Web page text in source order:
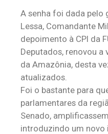
A senha foi dada pelo
Lessa, Comandante
depoimento à CPI da
Deputados, renovou a
da Amazônia, desta
atualizados.
Foi o bastante para
parlamentares da
Senado,
introduzindo um novo